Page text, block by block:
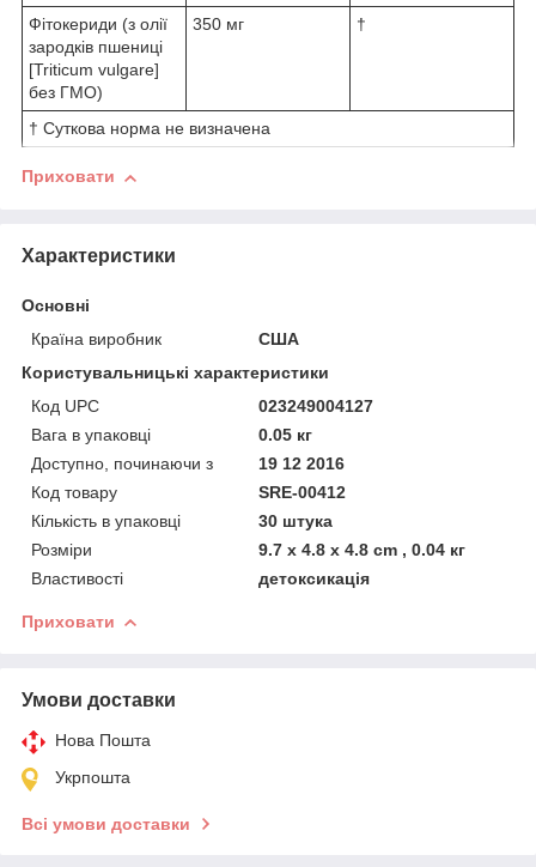
Фітокериди (з олії
зародків пшениці
[Triticum vulgare]
без ГМО)
350 мг †
† Суткова норма не визначена
Приховати
Характеристики
Основні
Країна виробник
США
Користувальницькі характеристики
Код UPC
023249004127
Вага в упаковці
0.05 кг
Доступно, починаючи з
19 12 2016
Код товару
SRE-00412
Кількість в упаковці
30 штука
Розміри
9.7 x 4.8 x 4.8 cm , 0.04 кг
Властивості
детоксикація
Приховати
Умови доставки
Нова Пошта
Укрпошта
Всі умови доставки